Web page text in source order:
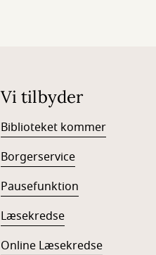
Vi tilbyder
Biblioteket kommer
Borgerservice
Pausefunktion
Læsekredse
Online Læsekredse